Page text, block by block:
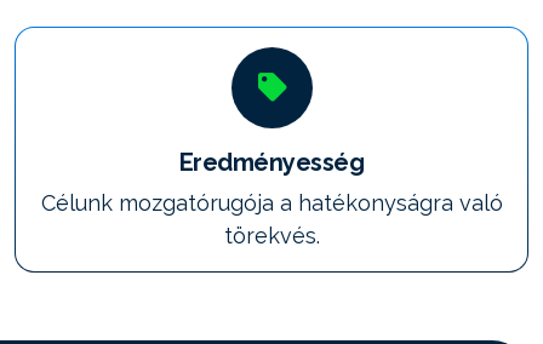
Eredményesség
Célunk mozgatórugója a hatékonyságra való
törekvés.